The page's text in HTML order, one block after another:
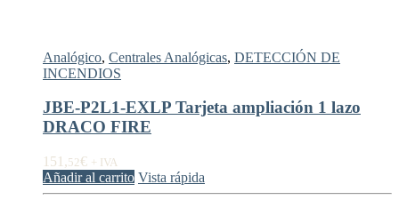
Analógico, Centrales Analógicas, DETECCIÓN DE
INCENDIOS
JBE-P2L1-EXLP Tarjeta ampliación 1 lazo
DRACO FIRE
151,52€ + IVA
Añadir al carrito Vista rápida